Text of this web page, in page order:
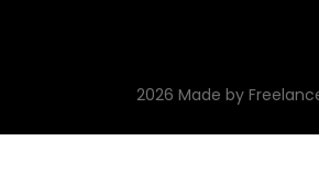
2026 Made by